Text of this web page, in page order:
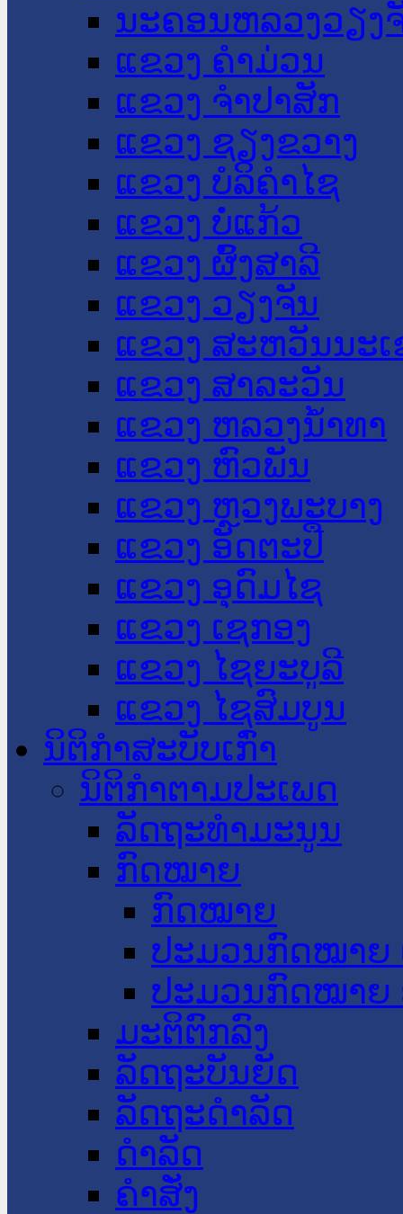
ນະ​ຄອນ​ຫລວງວຽງ
ແຂວງ ຄໍາມ່ວນ
ແຂວງ ຈໍາປາສັກ
ແຂວງ ຊຽງຂວາງ
ແຂວງ ບໍລິຄໍາໄຊ
ແຂວງ ບໍ່ແກ້ວ
ແຂວງ ຜົ້ງສາລີ
ແຂວງ ວຽງຈັນ
ແຂວງ ສະຫວັນນະ
ແຂວງ ສາລະວັນ
ແຂວງ ຫລວງນໍ້າທາ
ແຂວງ ຫົວພັນ
ແຂວງ ຫຼວງພະບາງ
ແຂວງ ອັດຕະປື
ແຂວງ ອຸດົມໄຊ
ແຂວງ ເຊກອງ
ແຂວງ ໄຊຍະບູລີ
ແຂວງ ໄຊສົມບູນ
ນິຕິກໍາສະບັບເກົ່າ
ນິຕິກຳຕາມປະເພດ
ລັດຖະທໍາມະນູນ
ກົດໝາຍ
ກົດໝາຍ
ປະມວນກົດໝາຍ
ປະມວນກົດໝາຍ
ມະຕິຕົກລົງ
ລັດຖະບັນຍັດ
ລັດຖະດໍາລັດ
ດໍາລັດ
ຄໍາສັ່ງ